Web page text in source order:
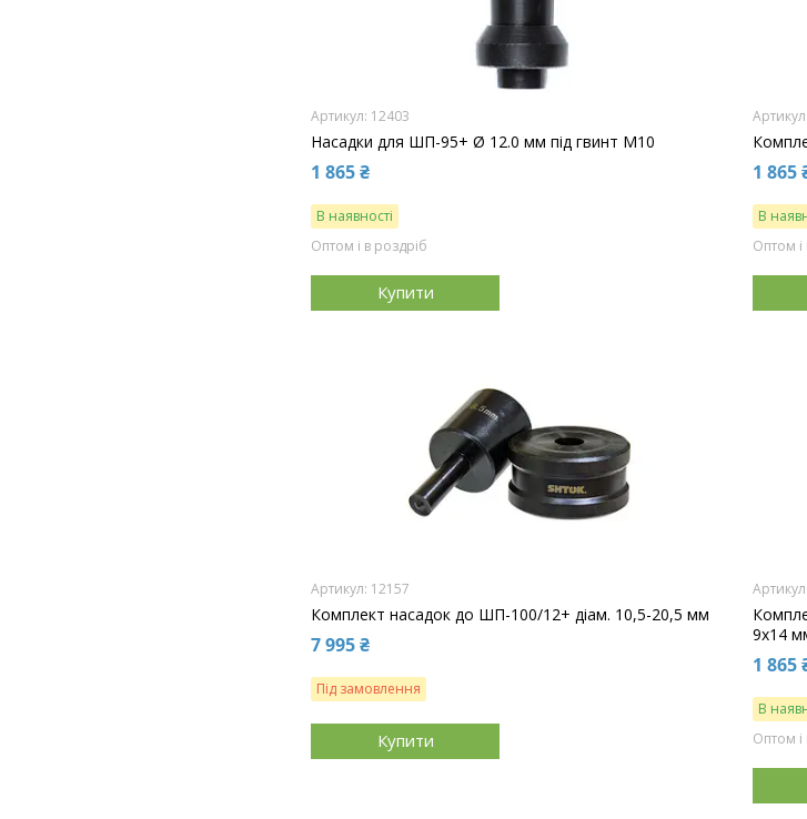
12403
Насадки для ШП-95+ Ø 12.0 мм під гвинт М10
1 865 ₴
В наявності
Оптом і в роздріб
Купити
1 865
В
Оптом і
12157
Комплект насадок до ШП-100/12+ діам. 10,5-20,5 мм
7 995 ₴
Під замовлення
Купити
9х14
1 865
В
Оптом і